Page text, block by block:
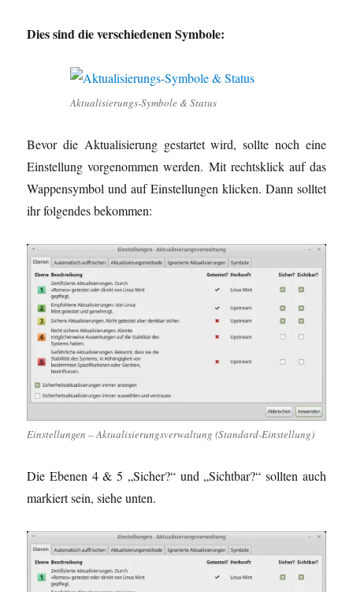
Dies sind die verschiedenen Symbole:
Aktualisierungs-Symbole & Status
Bevor die Aktualisierung gestartet wird, sollte noch eine
Einstellung vorgenommen werden. Mit rechtsklick auf das
Wappensymbol und auf Einstellungen klicken. Dann solltet
ihr folgendes bekommen:
Einstellungen – Aktualisierungsverwaltung (Standard-Einstellung)
Die Ebenen 4 & 5 „Sicher?“ und „Sichtbar?“ sollten auch
markiert sein, siehe unten.